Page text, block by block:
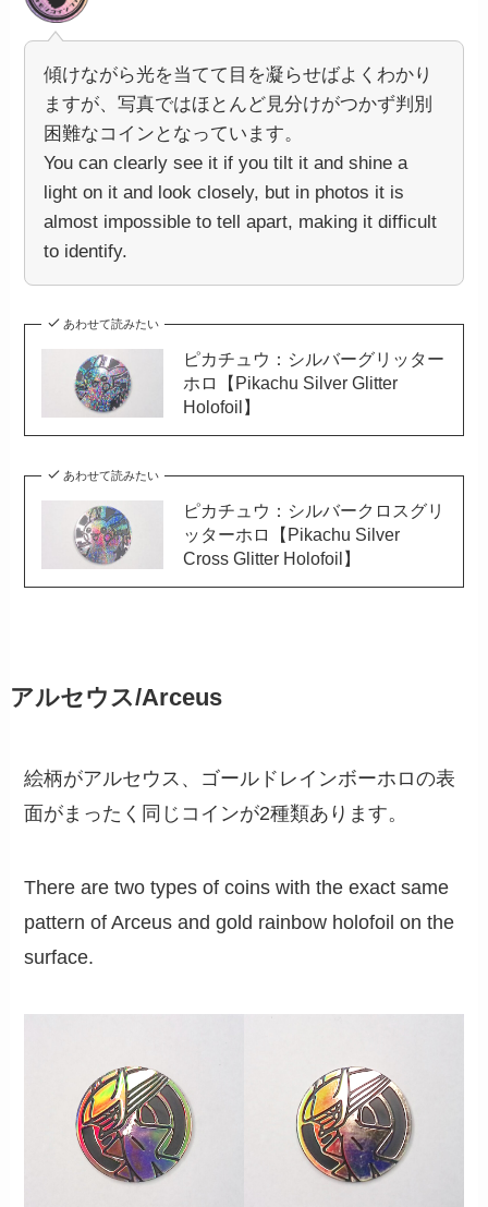
傾けながら光を当てて目を凝らせばよくわかり
ますが、写真ではほとんど見分けがつかず判別
困難なコインとなっています。
You can clearly see it if you tilt it and shine a
light on it and look closely, but in photos it is
almost impossible to tell apart, making it difficult
to identify.
あわせて読みたい
ピカチュウ：シルバーグリッター
ホロ【Pikachu Silver Glitter
Holofoil】
あわせて読みたい
ピカチュウ：シルバークロスグリ
ッターホロ【Pikachu Silver
Cross Glitter Holofoil】
アルセウス/Arceus
絵柄がアルセウス、ゴールドレインボーホロの表
面がまったく同じコインが2種類あります。
There are two types of coins with the exact same
pattern of Arceus and gold rainbow holofoil on the
surface.